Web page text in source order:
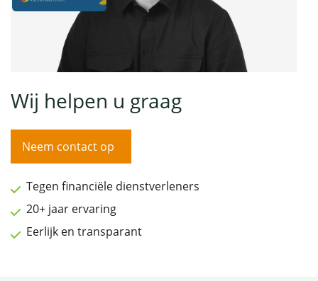
Wij helpen u graag
Neem contact op
Tegen financiële dienstverleners
20+ jaar ervaring
Eerlijk en transparant